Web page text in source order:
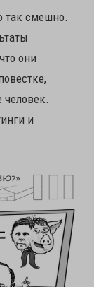
так смешно.
они
и